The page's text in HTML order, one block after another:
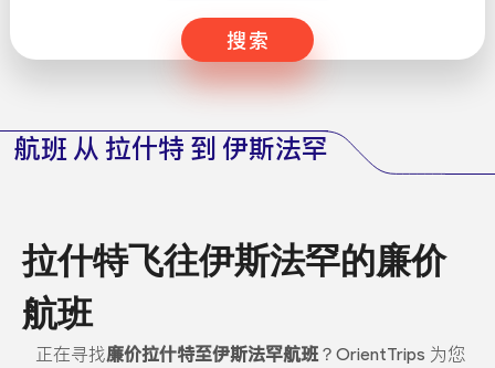
搜索
航班 从 拉什特 到 伊斯法罕
拉什特飞往伊斯法罕的廉价
航班
正在寻找廉价拉什特至伊斯法罕航班？OrientTrips 为您